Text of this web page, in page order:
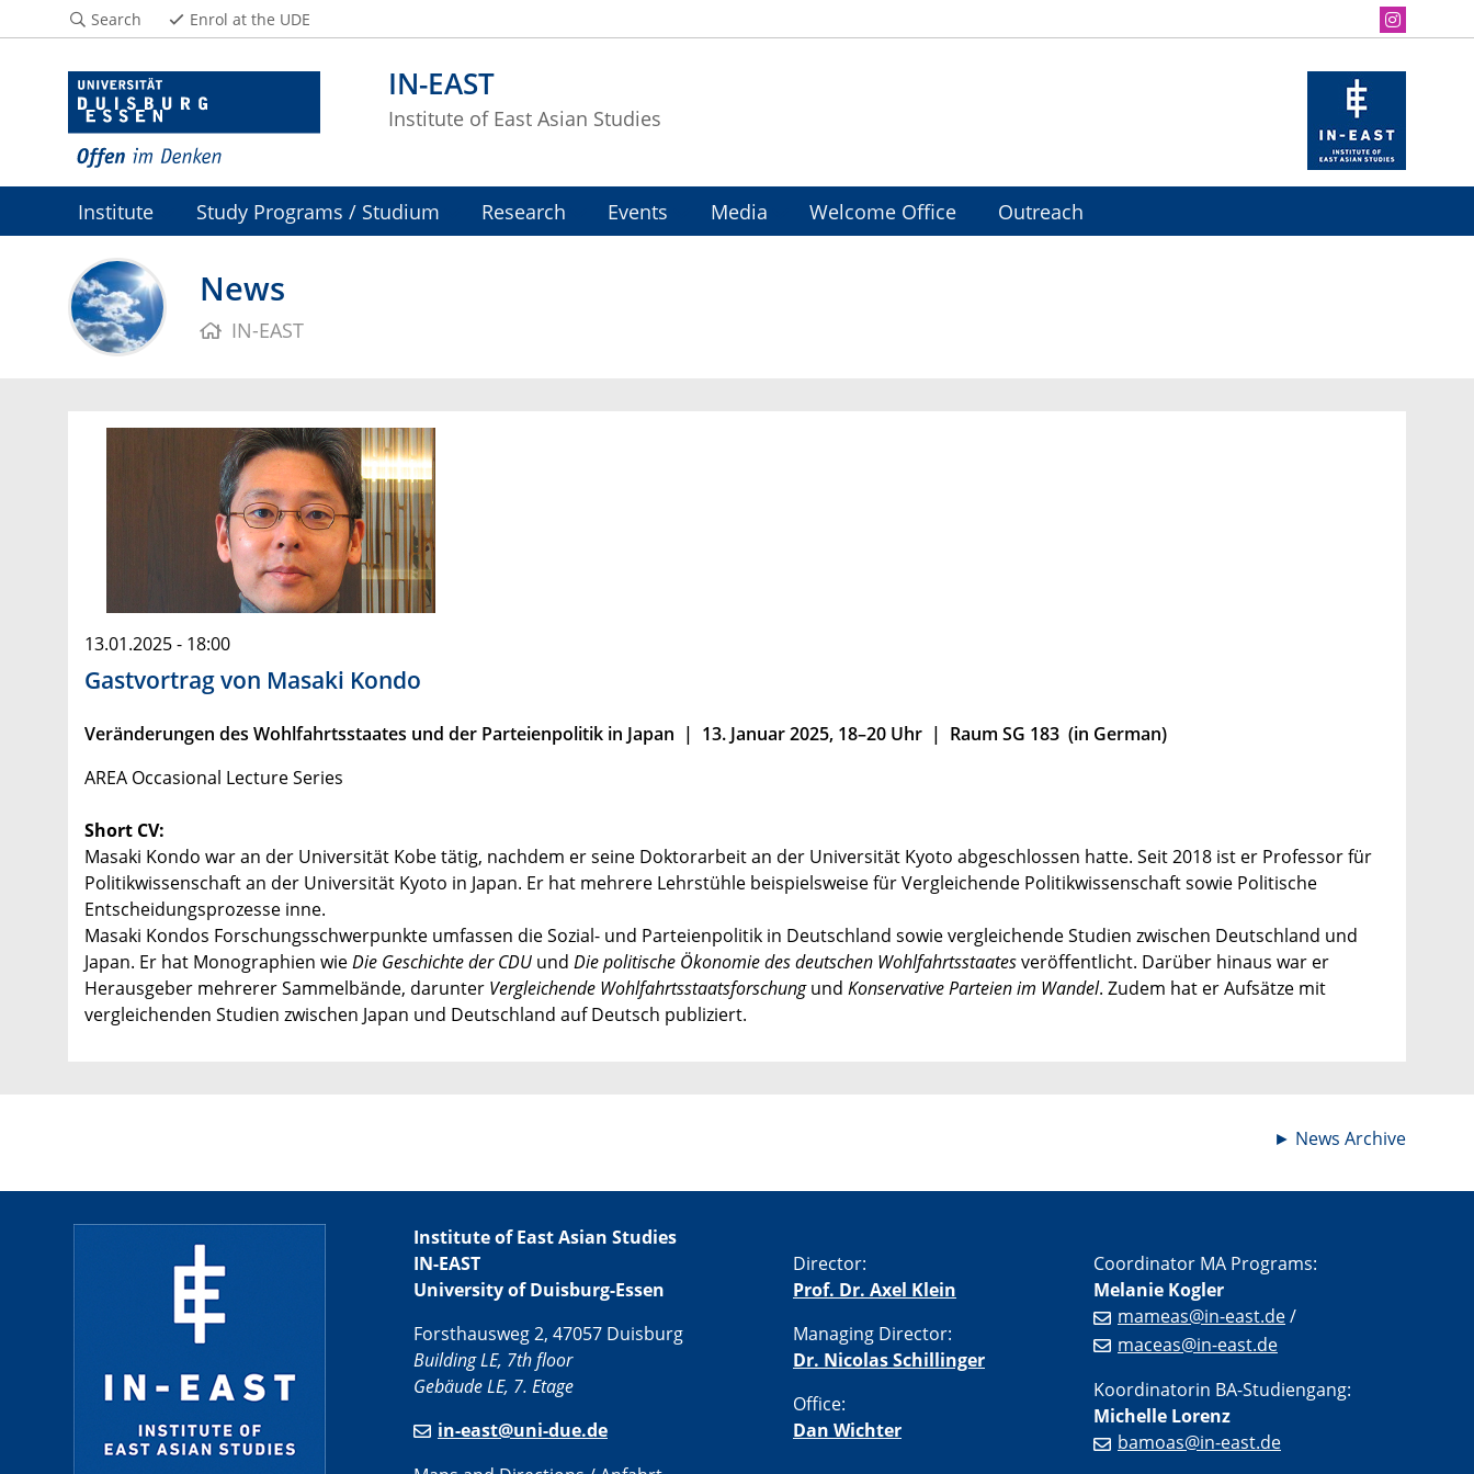
IN-EAST
Institute of East Asian Studies
Search Enrol at the UDE
Institute Study Programs / Studium Research Events Media Welcome Office Outreach
News
IN-EAST
13.01.2025 - 18:00
Gastvortrag von Masaki Kondo
Veränderungen des Wohlfahrtsstaates und der Parteienpolitik in Japan | 13. Januar 2025, 18–20 Uhr | Raum SG 183 (in German)
AREA Occasional Lecture Series
Short CV:
Masaki Kondo war an der Universität Kobe tätig, nachdem er seine Doktorarbeit an der Universität Kyoto abgeschlossen hatte. Seit 2018 ist er Professor für
Politikwissenschaft an der Universität Kyoto in Japan. Er hat mehrere Lehrstühle beispielsweise für Vergleichende Politikwissenschaft sowie Politische
Entscheidungsprozesse inne.
Masaki Kondos Forschungsschwerpunkte umfassen die Sozial- und Parteienpolitik in Deutschland sowie vergleichende Studien zwischen Deutschland und
Japan. Er hat Monographien wieDie Geschichte der CDU und Die politische Ökonomie des deutschen Wohlfahrtsstaatesveröffentlicht. Darüber hinaus war er
Herausgeber mehrerer Sammelbände, darunter Vergleichende Wohlfahrtsstaatsforschungund Konservative Parteien im Wandel. Zudem hat er Aufsätze mit
vergleichenden Studien zwischen Japan und Deutschland auf Deutsch publiziert.
► News Archive
Institute of East Asian Studies
IN-EAST
University of Duisburg-Essen
Forsthausweg 2, 47057 Duisburg
Building LE, 7th floor
Gebäude LE, 7. Etage
in-east@uni-due.de
Director:
Prof. Dr. Axel Klein
Managing Director:
Dr. Nicolas Schillinger
Office:
Dan Wichter
Coordinator MA Programs:
Melanie Kogler
mameas@in-east.de/
maceas@in-east.de
Koordinatorin BA-Studiengang:
Michelle Lorenz
bamoas@in-east.de